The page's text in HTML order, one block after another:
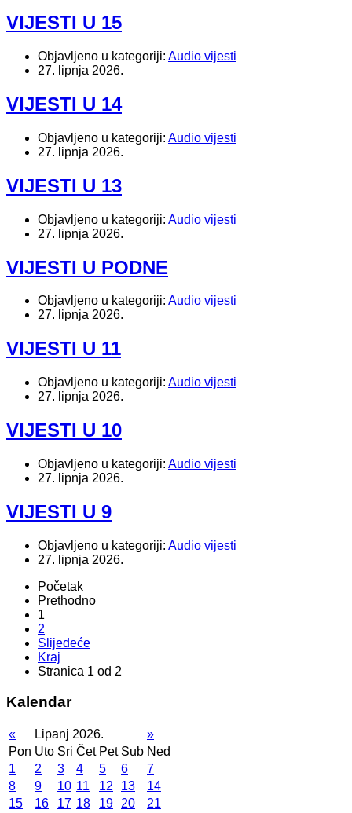
VIJESTI U 15
Objavljeno u kategoriji: Audio vijesti
27. lipnja 2026.
VIJESTI U 14
Objavljeno u kategoriji: Audio vijesti
27. lipnja 2026.
VIJESTI U 13
Objavljeno u kategoriji: Audio vijesti
27. lipnja 2026.
VIJESTI U PODNE
Objavljeno u kategoriji: Audio vijesti
27. lipnja 2026.
VIJESTI U 11
Objavljeno u kategoriji: Audio vijesti
27. lipnja 2026.
VIJESTI U 10
Objavljeno u kategoriji: Audio vijesti
27. lipnja 2026.
VIJESTI U 9
Objavljeno u kategoriji: Audio vijesti
27. lipnja 2026.
Početak
Prethodno
1
2
Slijedeće
Kraj
Stranica 1 od 2
Kalendar
« Lipanj 2026.
»
Pon Uto Sri Čet Pet Sub Ned
1
2 3 4 5 6
7
8
9 10 11 12 13
14
15
16 17 18 19 20
21